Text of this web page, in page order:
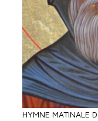
HYMNE MATINALE